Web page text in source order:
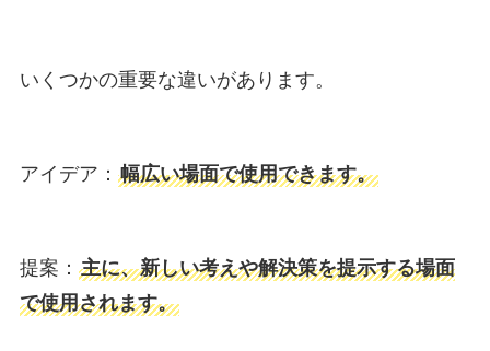
いくつかの重要な違いがあります。
アイデア： 幅広い場面で使用できます。
提案： 主に、新しい考えや解決策を提示する場面
で使用されます。